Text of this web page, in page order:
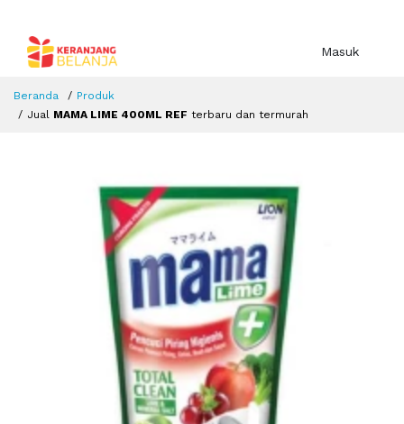
Masuk
Beranda
Produk
Jual MAMA LIME 400ML REF terbaru dan termurah